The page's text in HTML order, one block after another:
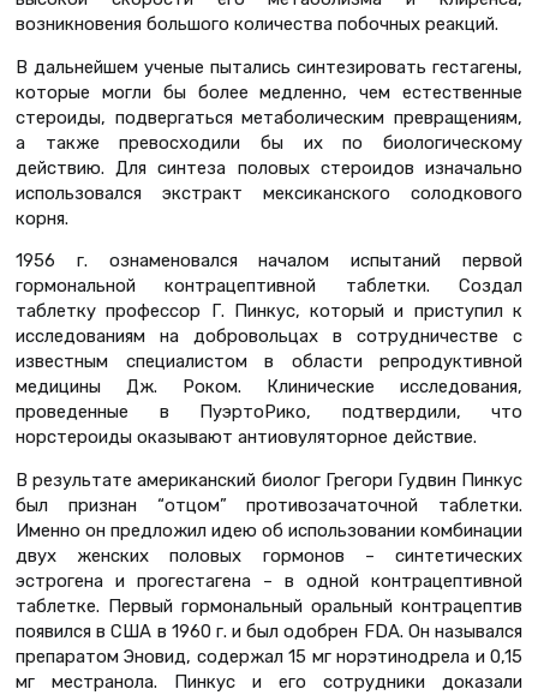
возникновения большого количества побочных реакций.
В дальнейшем ученые пытались синтезировать гестагены,
которые могли бы более медленно, чем естественные
стероиды, подвергаться метаболическим превращениям,
а также превосходили бы их по биологическому
действию. Для синтеза половых стероидов изначально
использовался экстракт мексиканского солодкового
корня.
1956 г. ознаменовался началом испытаний первой
гормональной контрацептивной таблетки. Создал
таблетку профессор Г. Пинкус, который и приступил к
исследованиям на добровольцах в сотрудничестве с
известным специалистом в области репродуктивной
медицины Дж. Роком. Клинические исследования,
проведенные в ПуэртоРико, подтвердили, что
норстероиды оказывают антиовуляторное действие.
В результате американский биолог Грегори Гудвин Пинкус
был признан “отцом” противозачаточной таблетки.
Именно он предложил идею об использовании комбинации
двух женских половых гормонов – синтетических
эстрогена и прогестагена – в одной контрацептивной
таблетке. Первый гормональный оральный контрацептив
появился в США в 1960 г. и был одобрен FDA. Он назывался
препаратом Эновид, содержал 15 мг норэтинодрела и 0,15
мг местранола. Пинкус и его сотрудники доказали